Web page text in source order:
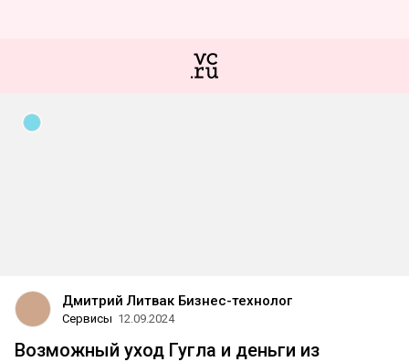
Дмитрий Литвак Бизнес-технолог
Сервисы 12.09.2024
Возможный уход Гугла и деньги из